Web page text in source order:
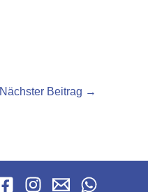
Nächster Beitrag →